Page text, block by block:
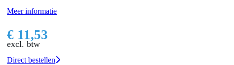
Meer informatie
€ 11,53
excl. btw
Direct bestellen